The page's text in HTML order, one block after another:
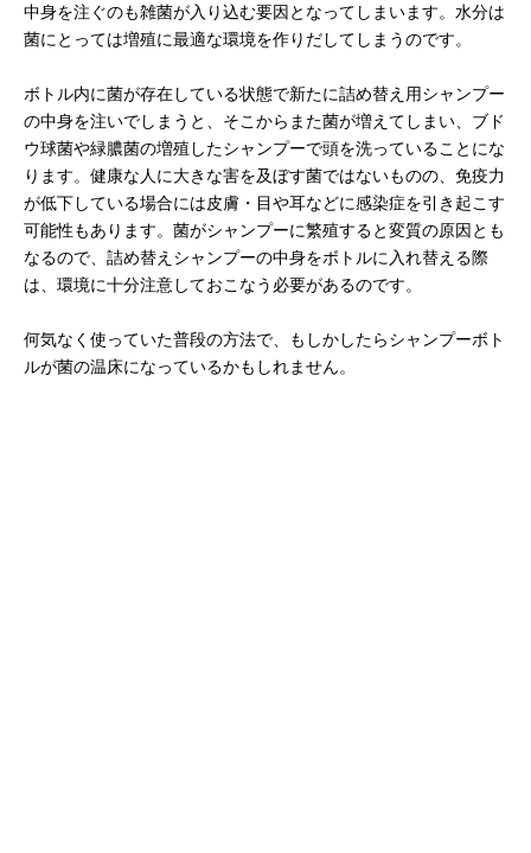
中身を注ぐのも雑菌が入り込む要因となってしまいます。水分は
菌にとっては増殖に最適な環境を作りだしてしまうのです。
ボトル内に菌が存在している状態で新たに詰め替え用シャンプー
の中身を注いでしまうと、そこからまた菌が増えてしまい、ブド
ウ球菌や緑膿菌の増殖したシャンプーで頭を洗っていることにな
ります。健康な人に大きな害を及ぼす菌ではないものの、免疫力
が低下している場合には皮膚・目や耳などに感染症を引き起こす
可能性もあります。菌がシャンプーに繁殖すると変質の原因とも
なるので、詰め替えシャンプーの中身をボトルに入れ替える際
は、環境に十分注意しておこなう必要があるのです。
何気なく使っていた普段の方法で、もしかしたらシャンプーボト
ルが菌の温床になっているかもしれません。